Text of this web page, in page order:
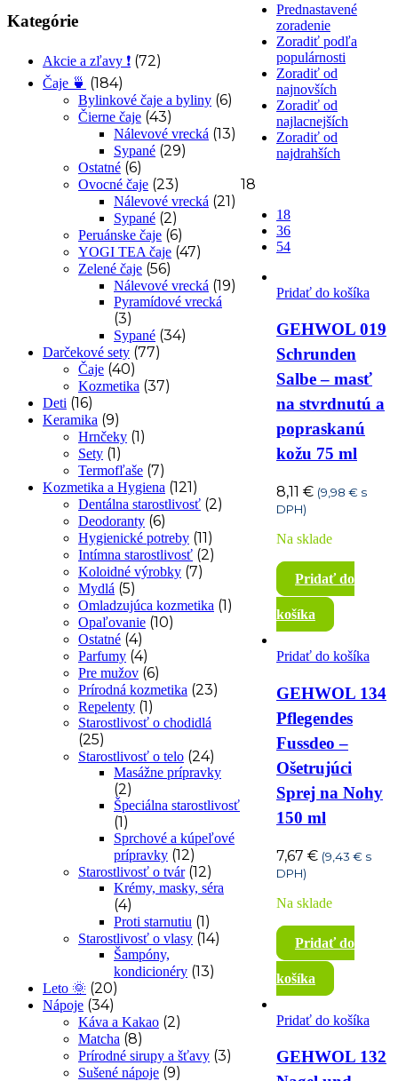
Kategórie
Akcie a zľavy ❗ (72)
Čaje 🍵 (184)
Bylinkové čaje a byliny (6)
Čierne čaje (43)
Nálevové vrecká (13)
Sypané (29)
Ostatné (6)
Ovocné čaje (23)
Nálevové vrecká (21)
Sypané (2)
Peruánske čaje (6)
YOGI TEA čaje (47)
Zelené čaje (56)
Nálevové vrecká (19)
Pyramídové vrecká
(3)
Sypané (34)
Darčekové sety (77)
Čaje (40)
Kozmetika (37)
Deti (16)
Keramika (9)
Hrnčeky (1)
Sety (1)
Termofľaše (7)
Kozmetika a Hygiena (121)
Dentálna starostlivosť (2)
Deodoranty (6)
Hygienické potreby (11)
Intímna starostlivosť (2)
Koloidné výrobky (7)
Mydlá (5)
Omladzujúca kozmetika (1)
Opaľovanie (10)
Ostatné (4)
Parfumy (4)
Pre mužov (6)
Prírodná kozmetika (23)
Repelenty (1)
Starostlivosť o chodidlá
(25)
Starostlivosť o telo (24)
Masážne prípravky
(2)
Špeciálna starostlivosť
(1)
Sprchové a kúpeľové
prípravky (12)
Starostlivosť o tvár (12)
Krémy, masky, séra
(4)
Proti starnutiu (1)
Starostlivosť o vlasy (14)
Šampóny,
kondicionéry (13)
Leto 🌞 (20)
Nápoje (34)
Káva a Kakao (2)
Matcha (8)
Prírodné sirupy a šťavy (3)
Sušené nápoje (9)
Prednastavené
zoradenie
Zoradiť podľa
populárnosti
Zoradiť od
najnovších
Zoradiť od
najlacnejších
Zoradiť od
najdrahších
18
18
36
54
Pridať do košíka
GEHWOL 019
Schrunden
Salbe – masť
na stvrdnutú a
popraskanú
kožu 75 ml
8,11 € (9,98 € s
DPH)
Na sklade
Pridať do
košíka
Pridať do košíka
GEHWOL 134
Pflegendes
Fussdeo –
Ošetrujúci
Sprej na Nohy
150 ml
7,67 € (9,43 € s
DPH)
Na sklade
Pridať do
košíka
Pridať do košíka
GEHWOL 132